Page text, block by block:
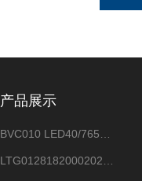
产品展示